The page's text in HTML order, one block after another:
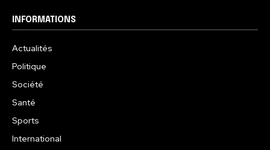
INFORMATIONS
Actualités
Politique
Société
Santé
Sports
International